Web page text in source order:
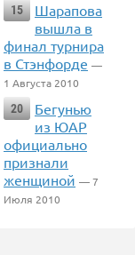
15
Шарапова
вышла в
финал турнира
в Стэнфорде —
1 Августа 2010
20
Бегунью
из ЮАР
официально
признали
женщиной — 7
Июля 2010